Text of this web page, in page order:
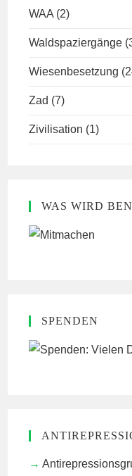
WAA (2)
Waldspaziergänge
Wiesenbesetzung
Zad (7)
Zivilisation (1)
WAS WIRD
SPENDEN